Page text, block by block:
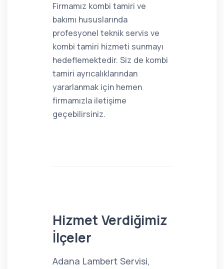
Firmamız kombi tamiri ve
bakımı hususlarında
profesyonel teknik servis ve
kombi tamiri hizmeti sunmayı
hedeflemektedir. Siz de kombi
tamiri ayrıcalıklarından
yararlanmak için hemen
firmamızla iletişime
geçebilirsiniz.
Hizmet Verdiğimiz
İlçeler
Adana Lambert Servisi,